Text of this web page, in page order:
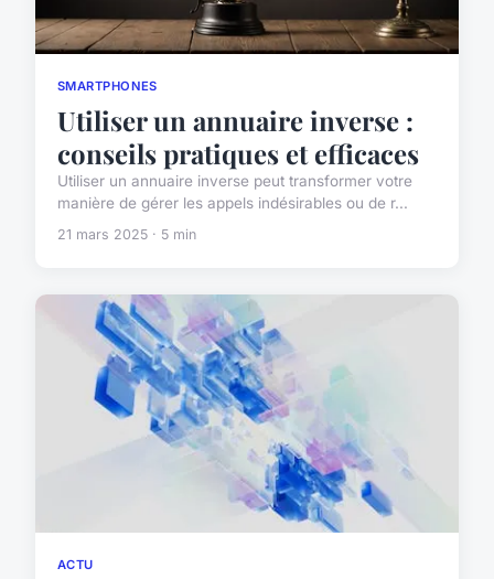
SMARTPHONES
Utiliser un annuaire inverse :
conseils pratiques et efficaces
Utiliser un annuaire inverse peut transformer votre
manière de gérer les appels indésirables ou de r...
21 mars 2025 · 5 min
ACTU